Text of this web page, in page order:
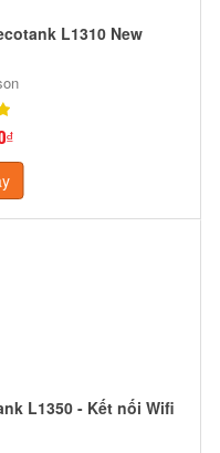
L1310 New
L1350 - Kết nối Wifi